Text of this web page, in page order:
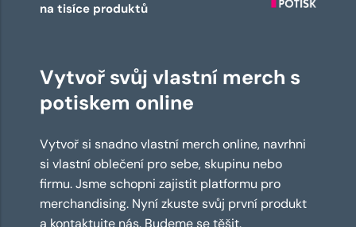
na tisíce produktů
Vytvoř svůj vlastní merch s
potiskem online
Vytvoř si snadno vlastní merch online, navrhni
si vlastní oblečení pro sebe, skupinu nebo
firmu. Jsme schopni zajistit platformu pro
merchandising. Nyní zkuste svůj první produkt
a kontaktujte nás. Budeme se těšit.